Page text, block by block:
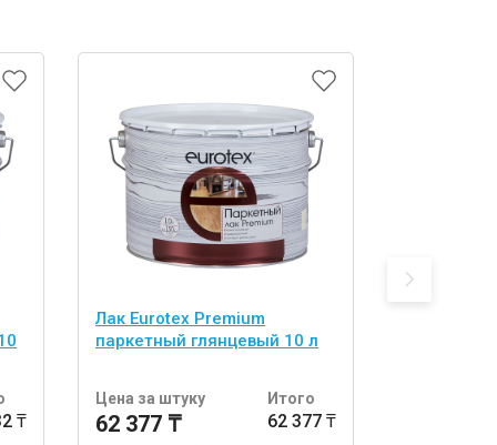
₸
Лак Eurotex Premium
паркетный глянцевый 10 л
Цена за штуку
62 377 ₸
Итого
62 377 ₸